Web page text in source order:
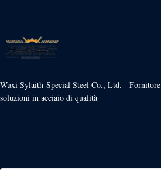
Wuxi Sylaith Special Steel Co., Ltd. -
soluzioni in acciaio di qualità